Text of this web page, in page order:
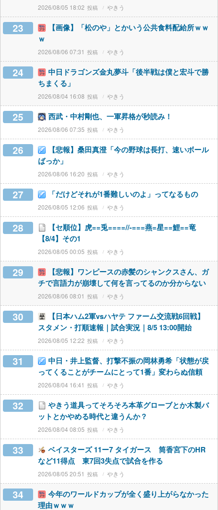
2026/08/05 18:02 やきう
23
【画像】「松のや」とかいう公共食料配給所ｗｗ
ｗ
2026/08/06 07:31 やきう
24
中日ドラゴンズ金丸夢斗「後半戦は僕と宏斗で勝
ちまくる」
2026/08/04 16:08 やきう
25 西武・中村剛也、一軍昇格が秒読み！
2026/08/06 07:35 やきう
26
【悲報】桑田真澄「今の野球は長打、速いボール
ばっか」
2026/08/06 16:20 やきう
27 「だけどそれが1番難しいのよ」ってなるもの
2026/08/05 12:06 やきう
28
【セ順位】虎==兎====//-===燕=星==鯉==竜
【8/4】その1
2026/08/05 00:05 やきう
29
【悲報】ワンピースの赤髪のシャンクスさん、ガ
チで言語力が崩壊して何を言ってるのか分からない
2026/08/06 08:01 やきう
30
【日本ハム2軍vsハヤテ ファーム交流戦6回戦】
スタメン・打順速報｜試合実況｜8/5 13:00開始
2026/08/05 12:22 やきう
31
中日・井上監督、打撃不振の岡林勇希「状態が戻
ってくることがチームにとって1番」変わらぬ信頼
2026/08/04 16:41 やきう
32
やきう道具ってそろそろ本革グローブとか木製バ
ットとかやめる時代と違うんか？
2026/08/04 08:05 やきう
33
ベイスターズ 11ー7 タイガース 筒香宮下のHR
など11得点 東7回3失点で試合を作る
2026/08/05 20:51 やきう
34
今年のワールドカップが全く盛り上がらなかった
理由ｗｗｗ